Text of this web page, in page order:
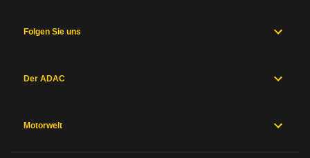
Folgen Sie uns
Der ADAC
Motorwelt